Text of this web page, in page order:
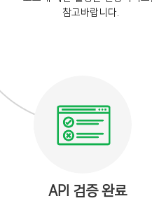
참고바랍니다.
API 검증 완료